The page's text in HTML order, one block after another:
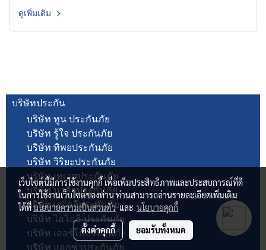
ดูเพิ่มเติม
บริษัทประกัน
บริษัท ทูน ประกันภัย
บริษัท รู้ใจ ประกันภัย
บริษัท ทิพยประกันภัย
บริษัท วิริยะประกันภัย
บริษัท เทเวศประกันภัย
บริษัท นวกิจประกันภัย
บริษัท เอไอจีประกันภัย
บริษัท ไอโออิ ประกันภัย
บริษัท เออร์โกประกันภัย
บริษัท แอกซ่าประกันภัย
เว็บไซต์นี้มีการใช้งานคุกกี้ เพื่อเพิ่มประสิทธิภาพและประสบการณ์ที่ดี
ในการใช้งานเว็บไซต์ของท่าน ท่านสามารถอ่านรายละเอียดเพิ่มเติม
ได้ที่นโยบายความเป็นส่วนตัวและ นโยบายคุกกี้
ตั้งค่าคุกกี้ ยอมรับทั้งหมด